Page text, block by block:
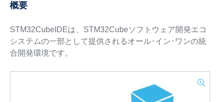
概要
STM32CubeIDEは、STM32Cubeソフトウェア開発エコ
システムの一部として提供されるオール･イン･ワンの統
合開発環境です。